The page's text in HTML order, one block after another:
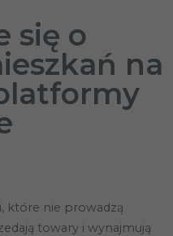
się o
na
które nie prowadzą
towary i wynajmują